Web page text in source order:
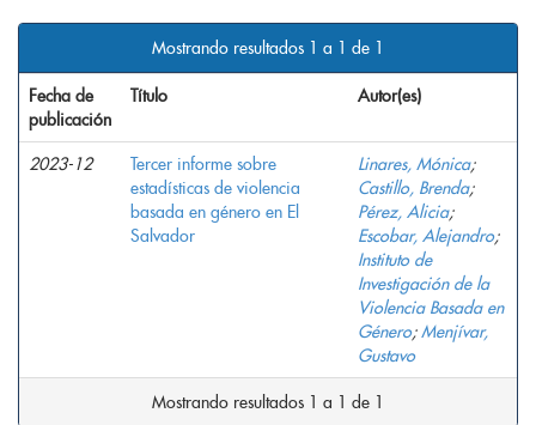
Mostrando resultados 1 a 1 de 1
Fecha de
publicación
Título Autor(es)
2023-12
Tercer informe sobre
estadísticas de violencia
basada en género en El
Salvador
Linares, Mónica;
Castillo, Brenda;
Pérez, Alicia;
Escobar, Alejandro;
Instituto de
Investigación de la
Violencia Basada en
Género;Menjívar,
Gustavo
Mostrando resultados 1 a 1 de 1